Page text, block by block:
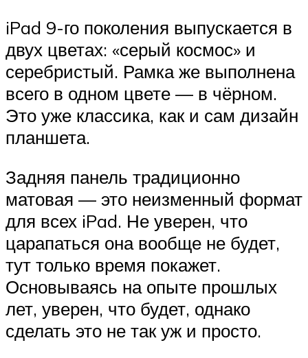
iPad 9-го поколения выпускается в
двух цветах: «серый космос» и
серебристый. Рамка же выполнена
всего в одном цвете — в чёрном.
Это уже классика, как и сам дизайн
планшета.
Задняя панель традиционно
матовая — это неизменный формат
для всех iPad. Не уверен, что
царапаться она вообще не будет,
тут только время покажет.
Основываясь на опыте прошлых
лет, уверен, что будет, однако
сделать это не так уж и просто.